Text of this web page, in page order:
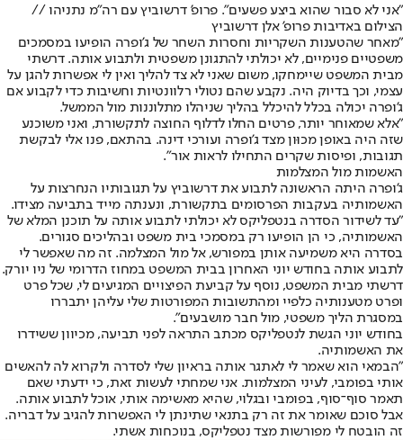
"אני לא סבור שהוא ביצע פשעים". פרופ' דרשוביץ עם רה"מ נתניהו //
הצילום באדיבות פרופ' אלן דרשוביץ
"מאחר שהטענות השקריות וחסרות השחר של ג'ופרה הופיעו במסמכים
משפטיים פנימיים, לא יכולתי להתגונן משפטית ולתבוע אותה. דרשתי
מבית המשפט שיימחקו, משום שאני לא צד להליך ואין לי אפשרות להגן על
עצמי, וכך בדיוק היה. נקבע שהם נטולי רלוונטיות וחשיבות כדי לקבוע אם
ג'ופרה יכולה בכלל להיכלל בהליך שניהלו מתלוננות מול הממשל.
"אלא שמאוחר יותר, פרטים החלו לדלוף החוצה לתקשורת, ואני משוכנע
שזה היה באופן מכוּון מצד ג'ופרה ועורכי דינה. בהתאם, פנו אלי לבקשת
תגובות, ופיסות שקרים התחילו לראות אור".
האשמות מול המצלמות
ג'ופרה היתה הראשונה לתבוע את דרשוביץ על תגובותיו הנחרצות על
האשמותיה בעקבות הפרסומים בתקשורת, ונענתה מייד בתביעה מצידו.
"עד לשידור הסדרה בנטפליקס לא יכולתי לתבוע אותה על תוכנן המלא של
האשמותיה, כי הן הופיעו רק במסמכי בית משפט ובהליכים סגורים.
בסדרה היא משמיעה אותן במפורש, אל מול המצלמה. זה מה שאפשר לי
לתבוע אותה בחודש יוני האחרון בבית המשפט במחוז הדרומי של ניו יורק.
דרשתי מבית המשפט, נוסף על קביעת הפיצויים המגיעים לי, שכל פרט
ופרט מטענותיה כלפיי ומהתשובות המפורטות שלי עליהן יתבררו
במסגרת הליך משפטי, מול חבר מושבעים".
בחודש יוני הגשת לנטפליקס מכתב התראה לפני תביעה, מכיוון ששידרו
את האשמותיה.
"הבמאי הוא שאמר לי לאתגר אותה בראיון שלי לסדרה ולקרוא לה להאשים
אותי בפומבי, לעיני המצלמות. אני שמחתי לעשות זאת, כי ידעתי שאם
תאמר סוף־סוף, בפומבי ובגלוי, שהיא מאשימה אותי, אוכל לתבוע אותה.
אבל סוכם שאומר את זה רק בתנאי שתינתן לי האפשרות להגיב על דבריה.
זה הובטח לי מפורשות מצד נטפליקס, בנוכחות אשתי.